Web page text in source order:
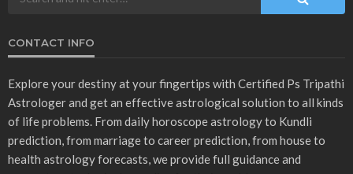
CONTACT INFO
Explore your destiny at your fingertips with Certified Ps Tripathi
Astrologer and get an effective astrological solution to all kinds
of life problems. From daily horoscope astrology to Kundli
prediction, from marriage to career prediction, from house to
health astrology forecasts, we provide full guidance and